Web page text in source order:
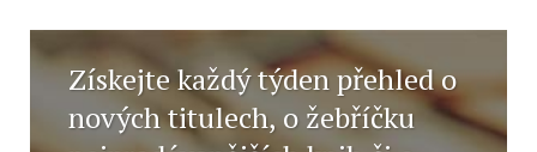
Získejte každý týden přehled o
nových titulech, o žebříčku